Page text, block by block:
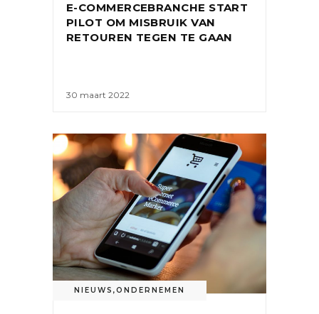
E-COMMERCEBRANCHE START
PILOT OM MISBRUIK VAN
RETOUREN TEGEN TE GAAN
30 maart 2022
NIEUWS ,ONDERNEMEN